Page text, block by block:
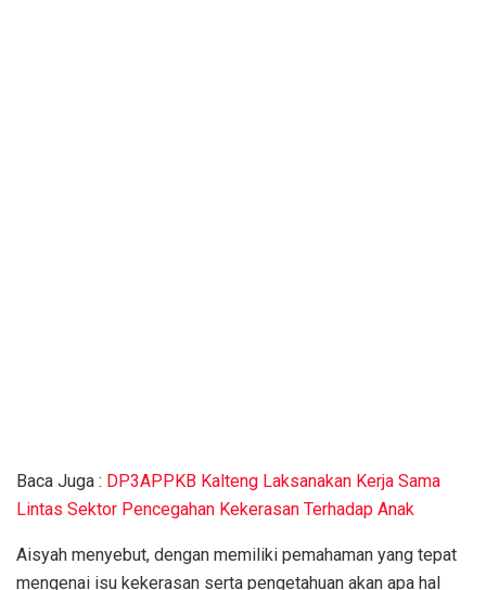
Baca Juga : DP3APPKB Kalteng Laksanakan Kerja Sama
Lintas Sektor Pencegahan Kekerasan Terhadap Anak
Aisyah menyebut, dengan memiliki pemahaman yang tepat
mengenai isu kekerasan serta pengetahuan akan apa hal